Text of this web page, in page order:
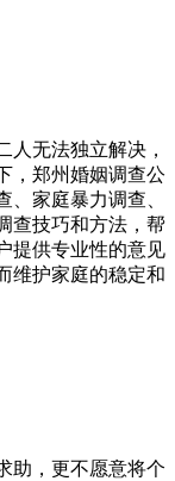
人无法独立解决，
，郑州婚姻调查公
家庭暴力调查、
查技巧和方法，帮
提供专业性的意见
维护家庭的稳定和
助，更不愿意将个